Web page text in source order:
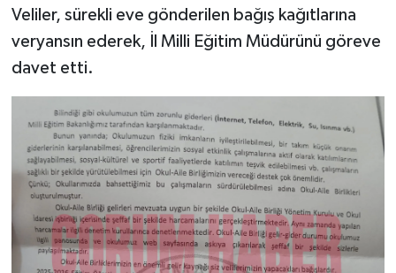
Veliler, sürekli eve gönderilen bağış kağıtlarına
veryansın ederek, İl Milli Eğitim Müdürünü göreve
davet etti.